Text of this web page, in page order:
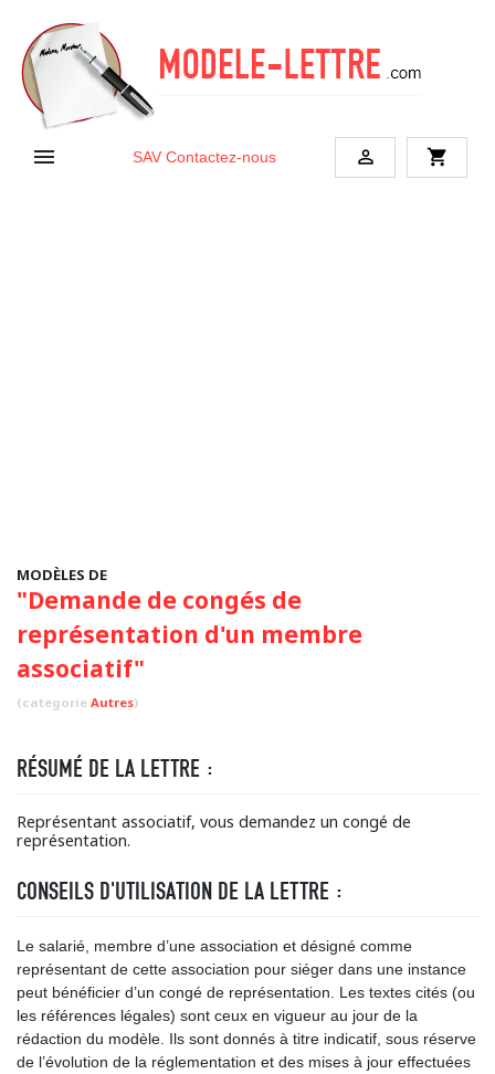
 SAV Contactez-nous  shopping_cart
MODÈLES DE
"Demande de congés de
représentation d'un membre
associatif"
(categorie Autres)
RÉSUMÉ DE LA LETTRE :
Représentant associatif, vous demandez un congé de
représentation.
CONSEILS D'UTILISATION DE LA LETTRE :
Le salarié, membre d’une association et désigné comme
représentant de cette association pour siéger dans une instance
peut bénéficier d’un congé de représentation. Les textes cités (ou
les références légales) sont ceux en vigueur au jour de la
rédaction du modèle. Ils sont donnés à titre indicatif, sous réserve
de l’évolution de la réglementation et des mises à jour effectuées